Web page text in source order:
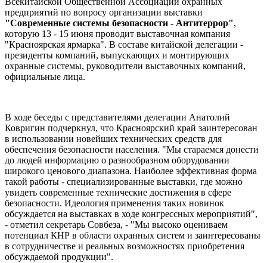
предприятий по вопросу организации выставки
"Современные системы безопасности - Антитеррор",
которую 13 - 15 июня проводит выставочная компания
"Красноярская ярмарка". В составе китайской делегации -
президенты компаний, выпускающих и монтирующих
охранные системы, руководители выставочных компаний,
официальные лица.
В ходе беседы с представителями делегации Анатолий
Ковригин подчеркнул, что Красноярский край заинтересован
в использовании новейших технических средств для
обеспечения безопасности населения. "Мы стараемся донести
до людей информацию о разнообразном оборудовании
широкого ценового диапазона. Наиболее эффективная форма
такой работы - специализированные выставки, где можно
увидеть современные технические достижения в сфере
безопасности. Идеология применения таких новинок
обсуждается на выставках в ходе конгрессных мероприятий",
- отметил секретарь Совбеза, - "Мы высоко оцениваем
потенциал КНР в области охранных систем и заинтересованы
в сотрудничестве и реальных возможностях приобретения
обсуждаемой продукции".